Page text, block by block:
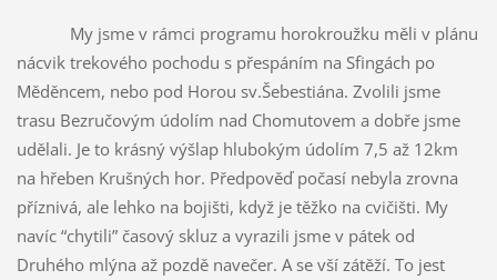
My jsme v rámci programu horokroužku měli v plánu
nácvik trekového pochodu s přespáním na Sfingách po
Měděncem, nebo pod Horou sv.Šebestiána. Zvolili jsme
trasu Bezručovým údolím nad Chomutovem a dobře jsme
udělali. Je to krásný výšlap hlubokým údolím 7,5 až 12km
na hřeben Krušných hor. Předpověď počasí nebyla zrovna
příznivá, ale lehko na bojišti, když je těžko na cvičišti. My
navíc “chytili” časový skluz a vyrazili jsme v pátek od
Druhého mlýna až pozdě navečer. A se vší zátěží. To jest